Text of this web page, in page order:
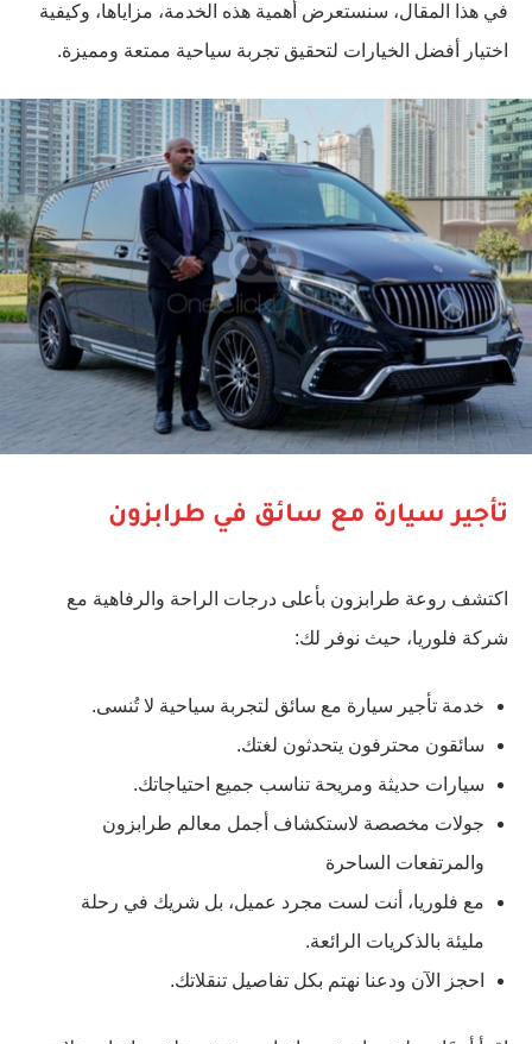
في هذا المقال، سنستعرض أهمية هذه الخدمة، مزاياها، وكيفية
اختيار أفضل الخيارات لتحقيق تجربة سياحية ممتعة ومميزة.
تأجير سيارة مع سائق في طرابزون
اكتشف روعة طرابزون بأعلى درجات الراحة والرفاهية مع
شركة فلوريا، حيث نوفر لك:
خدمة تأجير سيارة مع سائق لتجربة سياحية لا تُنسى.
سائقون محترفون يتحدثون لغتك.
سيارات حديثة ومريحة تناسب جميع احتياجاتك.
جولات مخصصة لاستكشاف أجمل معالم طرابزون
والمرتفعات الساحرة
مع فلوريا، أنت لست مجرد عميل، بل شريك في رحلة
مليئة بالذكريات الرائعة.
احجز الآن ودعنا نهتم بكل تفاصيل تنقلاتك.